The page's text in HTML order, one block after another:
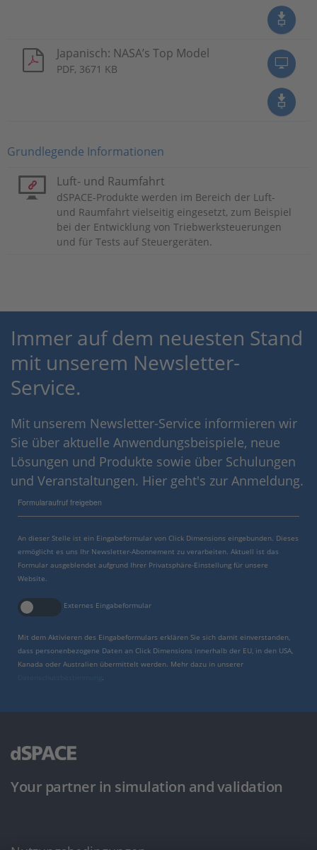
Japanisch: NASA’s Top Model
PDF, 3671 KB
Grundlegende Informationen
Luft- und Raumfahrt
dSPACE-Produkte werden im Bereich der Luft-
und Raumfahrt vielseitig eingesetzt, zum Beispiel
bei der Entwicklung von Triebwerksteuerungen
und für Tests auf Steuergeräten.
Immer auf dem neuesten Stand
mit unserem Newsletter-
Service.
Mit unserem Newsletter-Service informieren wir
Sie über aktuelle Anwendungsbeispiele, neue
Lösungen und Produkte sowie über Schulungen
und Veranstaltungen. Hier geht's zur Anmeldung.
Formularaufruf freigeben
An dieser Stelle ist ein Eingabeformular von Click Dimensions eingebunden. Dieses
ermöglicht es uns Ihr Newsletter-Abonnement zu verarbeiten. Aktuell ist das
Formular ausgeblendet aufgrund Ihrer Privatsphäre-Einstellung für unsere
Website.
Externes Eingabeformular
Mit dem Aktivieren des Eingabeformulars erklären Sie sich damit einverstanden,
dass personenbezogene Daten an Click Dimensions innerhalb der EU, in den USA,
Kanada oder Australien übermittelt werden. Mehr dazu in unserer
.
Your partner in simulation and validation